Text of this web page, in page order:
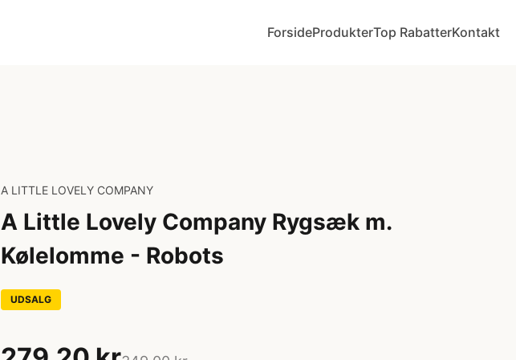
ForsideProdukterTop RabatterKontakt
A LITTLE LOVELY COMPANY
A Little Lovely Company Rygsæk m.
Kølelomme - Robots
UDSALG